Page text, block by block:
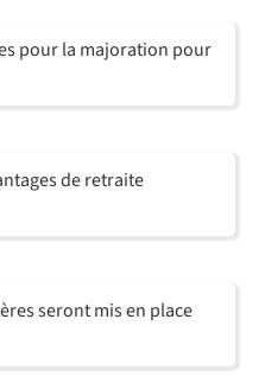
pour la majoration pour
de retraite
seront mis en place